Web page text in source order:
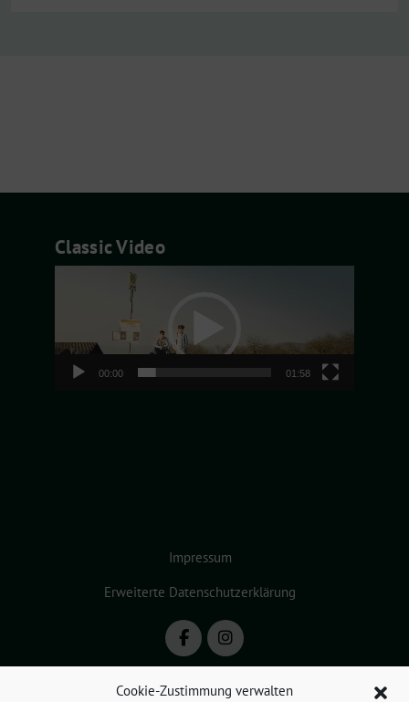
Cookie-Zustimmung verwalten
Classic Video
00:00 01:58
Impressum
Erweiterte Datenschutzerklärung